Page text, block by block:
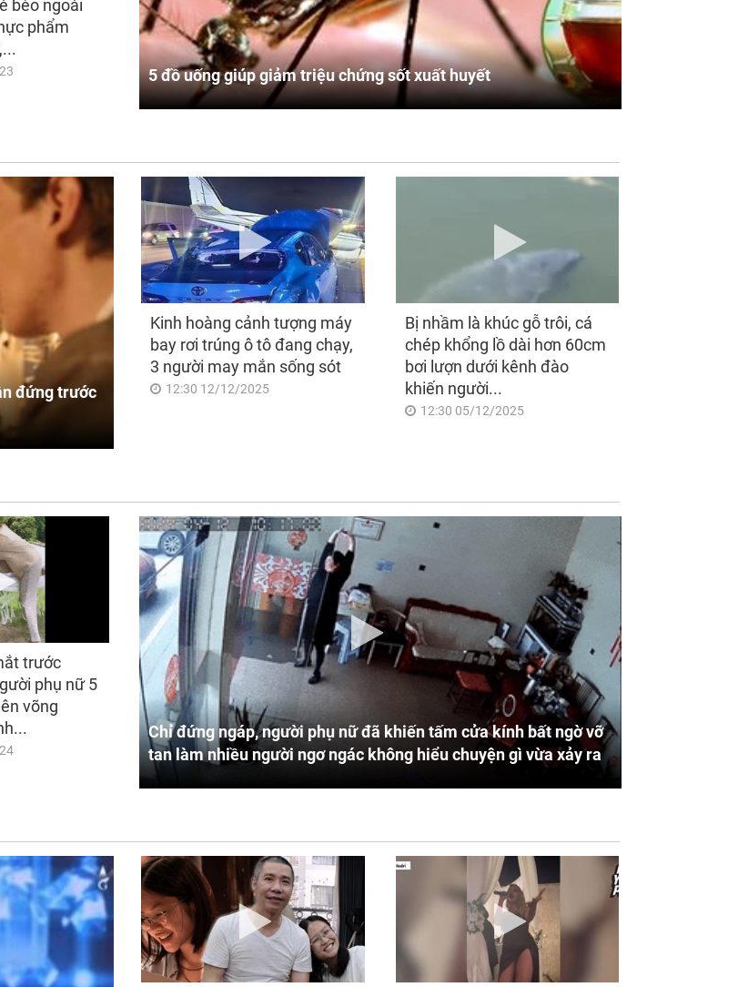
bèo ngoài
phẩm
5 đồ uống giúp giảm triệu chứng sốt xuất huyết
đứng trước
Kinh hoàng cảnh tượng máy
bay rơi trúng ô tô đang chạy,
3 người may mắn sống sót
12:30 12/12/2025
Bị nhầm là khúc gỗ trôi, cá
chép khổng lồ dài hơn 60cm
bơi lượn dưới kênh đào
khiến người...
12:30 05/12/2025
trước
phụ nữ 5
võng
Chỉ đứng ngáp, người phụ nữ đã khiến tấm cửa kính bất ngờ vỡ
tan làm nhiều người ngơ ngác không hiểu chuyện gì vừa xảy ra